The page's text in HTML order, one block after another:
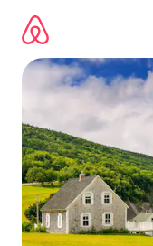
directement
contenu